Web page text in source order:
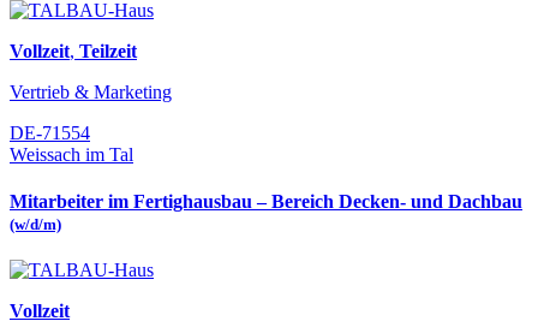
Vollzeit, Teilzeit
Vertrieb & Marketing
DE-71554
Weissach im Tal
Mitarbeiter im Fertighausbau – Bereich Decken- und Dachbau
(w/d/m)
Vollzeit